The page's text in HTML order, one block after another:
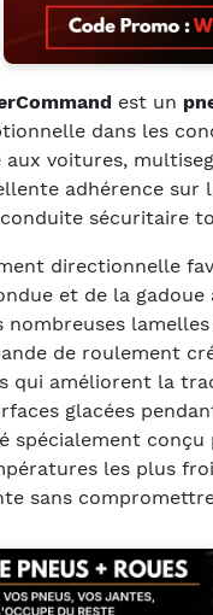
est un
dans les
aux voitures,
adhérence sur
sécuritaire
directionnelle
et de la
nombreuses
de roulement
qui améliorent la
glacées
spécialement
les plus
sans